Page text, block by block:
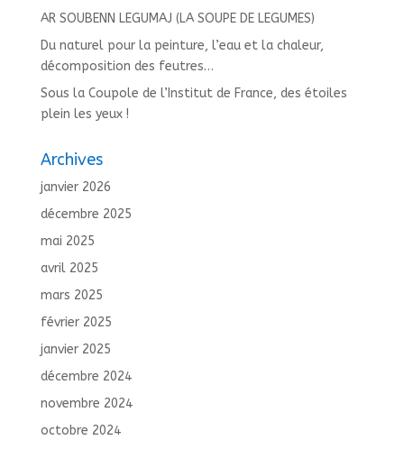
AR SOUBENN LEGUMAJ (LA SOUPE DE LEGUMES)
Du naturel pour la peinture, l’eau et la chaleur,
décomposition des feutres…
Sous la Coupole de l’Institut de France, des étoiles
plein les yeux !
Archives
janvier 2026
décembre 2025
mai 2025
avril 2025
mars 2025
février 2025
janvier 2025
décembre 2024
novembre 2024
octobre 2024